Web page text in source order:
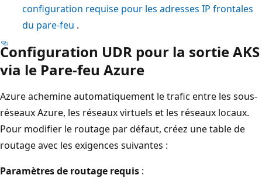
configuration requise pour les adresses IP frontales
du pare-feu .
Configuration UDR pour la sortie AKS
via le Pare-feu Azure
Azure achemine automatiquement le trafic entre les sous-
réseaux Azure, les réseaux virtuels et les réseaux locaux.
Pour modifier le routage par défaut, créez une table de
routage avec les exigences suivantes :
Paramètres de routage requis :